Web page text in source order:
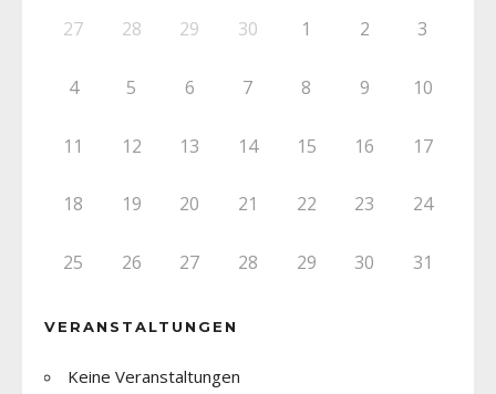
27 28 29 30 1 2 3
4 5 6 7 8 9 10
11 12 13 14 15 16 17
18 19 20 21 22 23 24
25 26 27 28 29 30 31
VERANSTALTUNGEN
Keine Veranstaltungen